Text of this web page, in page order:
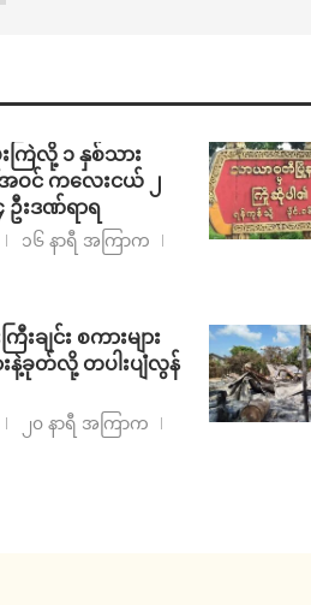
ကြဲလို့ ၁ နှစ်သား
ဝင် ကလေးငယ် ၂
ဦးဒဏ်ရာရ
၁၆ နာရီ အကြာက
ြီးချင်း စကားများ
ားနဲ့ခုတ်လို့ တပါးပျံလွန်
၂၀ နာရီ အကြာက